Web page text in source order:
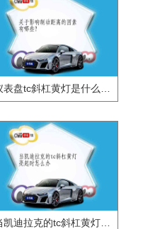
当凯迪拉克的tc斜杠黄灯亮起时怎么办